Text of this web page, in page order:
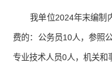
我单位2024年末编制
费的：公务员10人，参照
专业技术人员0人，机关和